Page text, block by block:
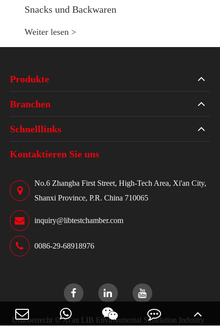
Snacks und Backwaren
Weiter lesen >
Produkte
Branchen
Schnelllinks
Kontaktieren Sie uns
No.6 Zhangba First Street, High-Tech Area, Xi'an City,
Shanxi Province, P.R. China 710065
inquiry@libtestchamber.com
0086-29-68918976
Urheberrecht ©Xi'an LIB Environmental Simulation Industry